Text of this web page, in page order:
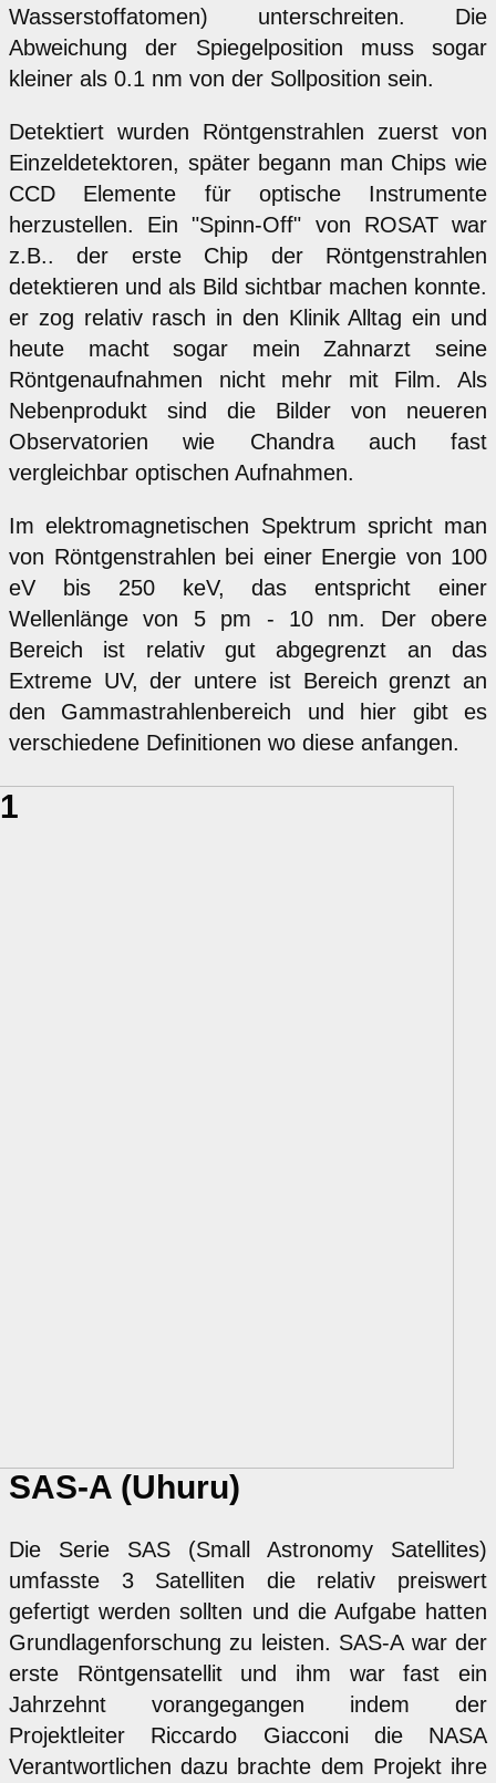
Wasserstoffatomen) unterschreiten. Die
Abweichung der Spiegelposition muss sogar
kleiner als 0.1 nm von der Sollposition sein.
Detektiert wurden Röntgenstrahlen zuerst von
Einzeldetektoren, später begann man Chips wie
CCD Elemente für optische Instrumente
herzustellen. Ein "Spinn-Off" von ROSAT war
z.B.. der erste Chip der Röntgenstrahlen
detektieren und als Bild sichtbar machen konnte.
er zog relativ rasch in den Klinik Alltag ein und
heute macht sogar mein Zahnarzt seine
Röntgenaufnahmen nicht mehr mit Film. Als
Nebenprodukt sind die Bilder von neueren
Observatorien wie Chandra auch fast
vergleichbar optischen Aufnahmen.
Im elektromagnetischen Spektrum spricht man
von Röntgenstrahlen bei einer Energie von 100
eV bis 250 keV, das entspricht einer
Wellenlänge von 5 pm - 10 nm. Der obere
Bereich ist relativ gut abgegrenzt an das
Extreme UV, der untere ist Bereich grenzt an
den Gammastrahlenbereich und hier gibt es
verschiedene Definitionen wo diese anfangen.
SAS-A (Uhuru)
Die Serie SAS (Small Astronomy Satellites)
umfasste 3 Satelliten die relativ preiswert
gefertigt werden sollten und die Aufgabe hatten
Grundlagenforschung zu leisten. SAS-A war der
erste Röntgensatellit und ihm war fast ein
Jahrzehnt vorangegangen indem der
Projektleiter Riccardo Giacconi die NASA
Verantwortlichen dazu brachte dem Projekt ihre